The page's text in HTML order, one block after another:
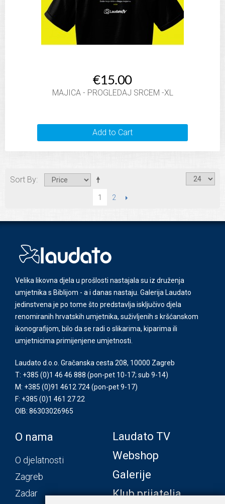
€15.00
MAJICA - PROGLEDAJ SRCEM -XL
Add to Cart
Sort By
1 2 NEXT
Velika likovna djela u prošlosti nastajala su iz druženja
umjetnika s Biblijom - a i danas nastaju. Galerija Laudato
jedinstvena je po tome što predstavlja isključivo djela
renomiranih hrvatskih umjetnika, suživljenih s kršćanskom
ikonografijom, bilo da se radi o slikarima, kiparima ili
umjetnicima primijenjene umjetnosti.
Laudato d.o.o. Gračanska cesta 208, 10000 Zagreb
T: +385 (0)1 46 46 888 (pon-pet 10-17; sub 9-14)
M: +385 (0)91 4612 724(pon-pet 9-17)
F: +385 (0)1 461 27 22
OIB: 86303026965
O nama
O djelatnosti
Zagreb
Zadar
Laudato TV
Webshop
Galerije
Klub prijatelja